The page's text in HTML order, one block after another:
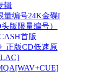
辑
量编号24K金碟[
版限量编号）
首版
正版CD低速原